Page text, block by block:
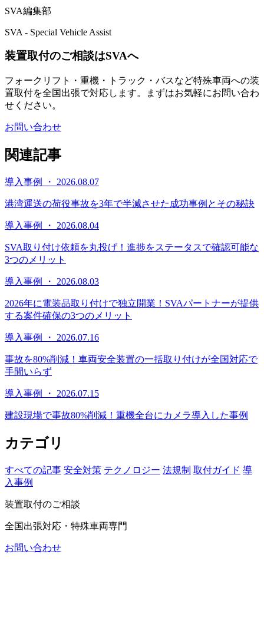
SVA編集部
SVA - Special Vehicle Assist
装置取付のご相談はSVAへ
フォークリフト・重機・トラック・バスなど特殊車両への装
置取付を全国出張で対応します。まずはお気軽にお問い合わ
せください。
お問い合わせ
関連記事
導入事例 ・ 2026.08.07
港湾運送の荷役事故を3年で半減させた成功事例とその秘訣
導入事例 ・ 2026.08.04
SVA取り付け依頼を丸投げ！進捗をステータスで確認可能な
3つのメリット
導入事例 ・ 2026.08.03
2026年に電装品取り付けで独立開業！SVAパートナーが提供
する案件確保の3つのメリット
導入事例 ・ 2026.07.16
事故を80%削減！車両安全装置の一括取り付けが全国対応で
手間いらず
導入事例 ・ 2026.07.15
建設現場で事故80%削減！重機全台にカメラ導入した事例
カテゴリ
すべての記事 安全対策 テクノロジー 法規制 取付ガイド 導
入事例
装置取付のご相談
全国出張対応・特殊車両専門
お問い合わせ